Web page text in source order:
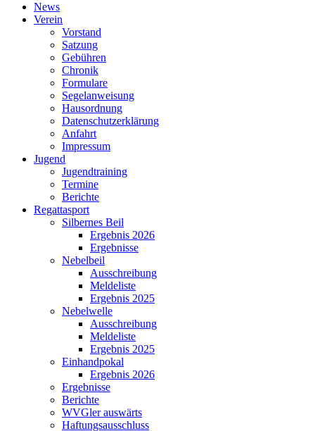
News
Verein
Vorstand
Satzung
Gebühren
Chronik
Formulare
Segelanweisung
Hausordnung
Datenschutzerklärung
Anfahrt
Impressum
Jugend
Jugendtraining
Termine
Berichte
Regattasport
Silbernes Beil
Ergebnis 2026
Ergebnisse
Nebelbeil
Ausschreibung
Meldeliste
Ergebnis 2025
Nebelwelle
Ausschreibung
Meldeliste
Ergebnis 2025
Einhandpokal
Ergebnis 2026
Ergebnisse
Berichte
WVGler auswärts
Haftungsausschluss